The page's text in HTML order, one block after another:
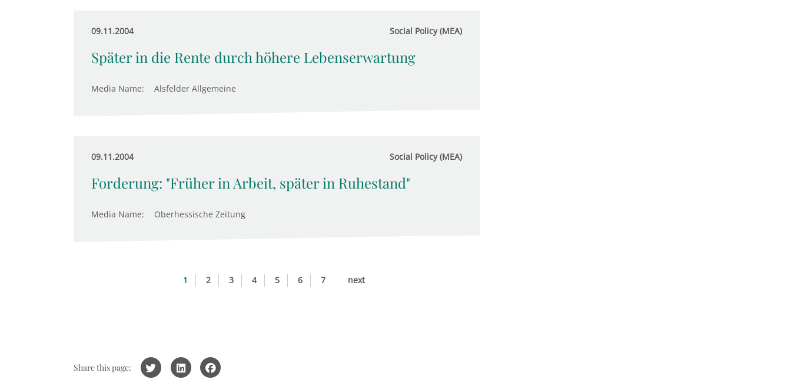
09.11.2004 Social Policy (MEA)
Später in die Rente durch höhere Lebenserwartung
Media Name: Alsfelder Allgemeine
09.11.2004 Social Policy (MEA)
Forderung: "Früher in Arbeit, später in Ruhestand"
Media Name: Oberhessische Zeitung
1 2 3 4 5 6 7 next
Share this page: